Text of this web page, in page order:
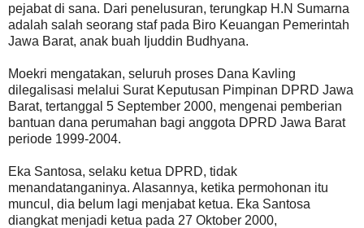
pejabat di sana. Dari penelusuran, terungkap H.N Sumarna
adalah salah seorang staf pada Biro Keuangan Pemerintah
Jawa Barat, anak buah Ijuddin Budhyana.
Moekri mengatakan, seluruh proses Dana Kavling
dilegalisasi melalui Surat Keputusan Pimpinan DPRD Jawa
Barat, tertanggal 5 September 2000, mengenai pemberian
bantuan dana perumahan bagi anggota DPRD Jawa Barat
periode 1999-2004.
Eka Santosa, selaku ketua DPRD, tidak
menandatanganinya. Alasannya, ketika permohonan itu
muncul, dia belum lagi menjabat ketua. Eka Santosa
diangkat menjadi ketua pada 27 Oktober 2000,